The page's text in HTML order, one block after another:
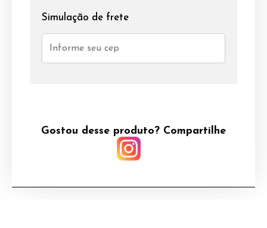
Simulação de frete
Gostou desse produto? Compartilhe